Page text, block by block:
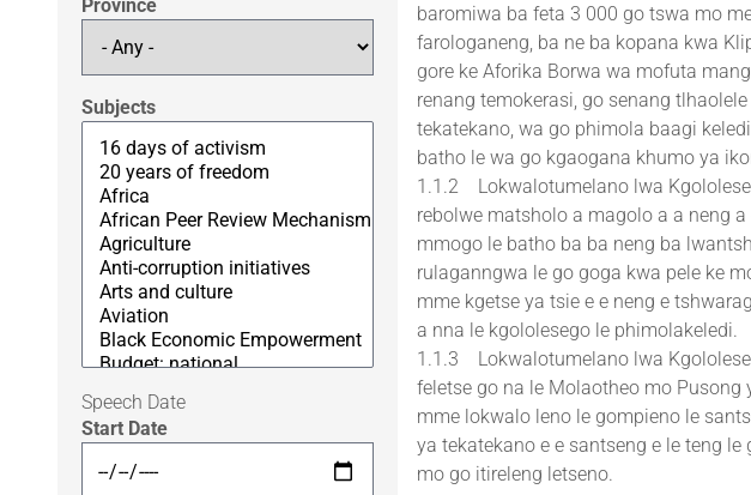
Province
Subjects
Speech Date
Start Date
baromiwa ba feta 3 000 go tswa mo
farologaneng, ba ne ba kopana kwa
gore ke Aforika Borwa wa mofuta
renang temokerasi, go senang
tekatekano, wa go phimola baagi
batho le wa go kgaogana khumo ya
1.1.2 Lokwalotumelano lwa
rebolwe matsholo a magolo a a neng
mmogo le batho ba ba neng ba
rulaganngwa le go goga kwa pele ke
mme kgetse ya tsie e e neng e
a nna le kgololesego le phimolakeledi.
1.1.3 Lokwalotumelano lwa
feletse go na le Molaotheo mo Pusong
mme lokwalo leno le gompieno le
ya tekatekano e e santseng e le teng
mo go itireleng letseno.